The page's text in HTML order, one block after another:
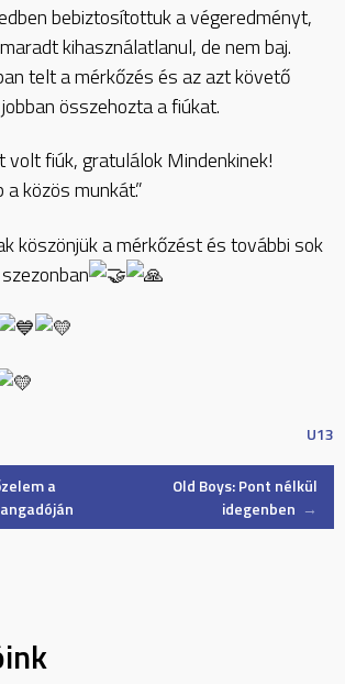
bebiztosítottuk a végeredményt,
kihasználatlanul, de nem baj.
telt a mérkőzés és az azt követő
összehozta a fiúkat.
volt fiúk, gratulálok Mindenkinek!
közös munkát.”
köszönjük a mérkőzést és további sok
U13
a
Old Boys: Pont nélkül
idegenben →